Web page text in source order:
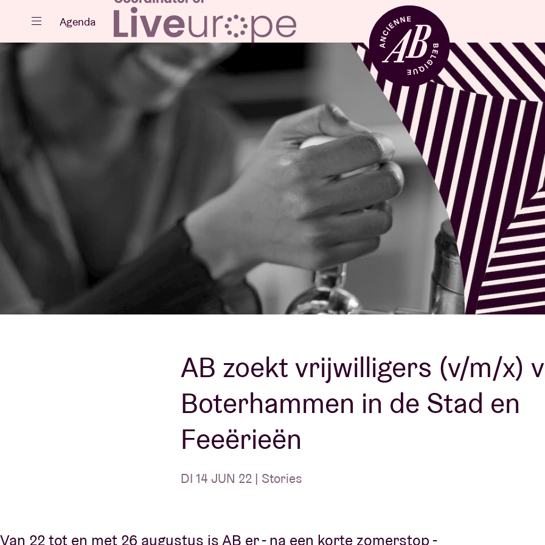
Sluiten
Agenda
Projecten
Nieuws
AB ❤ you
Zaalhuur
BRDCST
ABtv
Over AB
Contact
Agenda
AB zoekt vrijwilligers (v/m/x)
Boterhammen in de Stad en
Feeërieën
DI 14 JUN 22 | Stories
Van 22 tot en met 26 augustus is AB er - na een korte zomerstop -